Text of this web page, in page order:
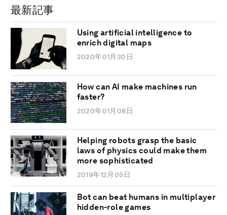
最新記事
Using artificial intelligence to
enrich digital maps
2020年01月30日
How can AI make machines run
faster?
2020年01月08日
Helping robots grasp the basic
laws of physics could make them
more sophisticated
2019年12月05日
Bot can beat humans in multiplayer
hidden-role games